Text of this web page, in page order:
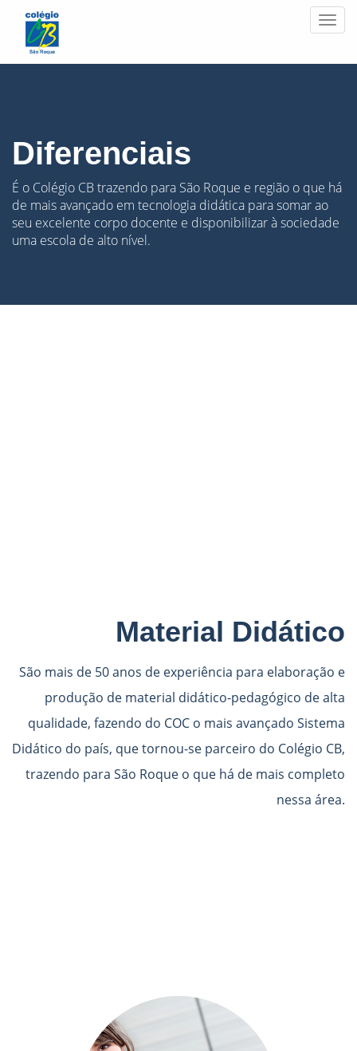
Menu
Diferenciais
É o Colégio CB trazendo para São Roque e região o que há
de mais avançado em tecnologia didática para somar ao
seu excelente corpo docente e disponibilizar à sociedade
uma escola de alto nível.
Material Didático
São mais de 50 anos de experiência para elaboração e
produção de material didático-pedagógico de alta
qualidade, fazendo do COC o mais avançado Sistema
Didático do país, que tornou-se parceiro do Colégio CB,
trazendo para São Roque o que há de mais completo
nessa área.